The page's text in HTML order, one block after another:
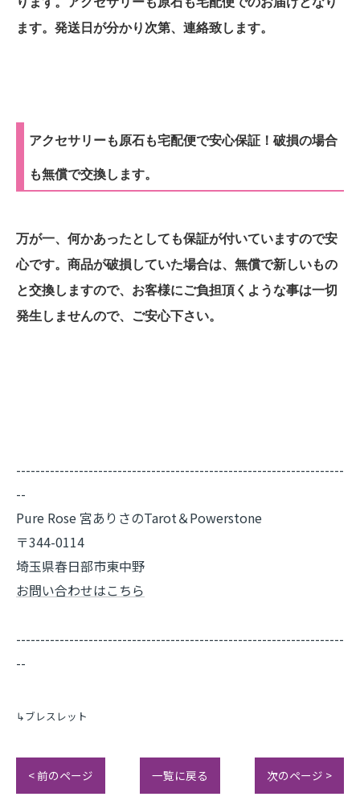
ます。発送日が分かり次第、連絡致します。
アクセサリーも原石も宅配便で安心保証！破損の場合
も無償で交換します。
万が一、何かあったとしても保証が付いていますので安
心です。商品が破損していた場合は、無償で新しいもの
と交換しますので、お客様にご負担頂くような事は一切
発生しませんので、ご安心下さい。
--------------------------------------------------------------------
--
Pure Rose 宮ありさのTarot＆Powerstone
〒344-0114
埼玉県春日部市東中野
お問い合わせはこちら
--------------------------------------------------------------------
--
↳ブレスレット
< 前のページ 一覧に戻る 次のページ >